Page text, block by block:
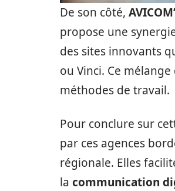
De son côté, AVICOM’
propose une
des sites innovants
ou Vinci. Ce
méthodes de travail.
Pour conclure sur
par ces agences
régionale. Elles
la communication